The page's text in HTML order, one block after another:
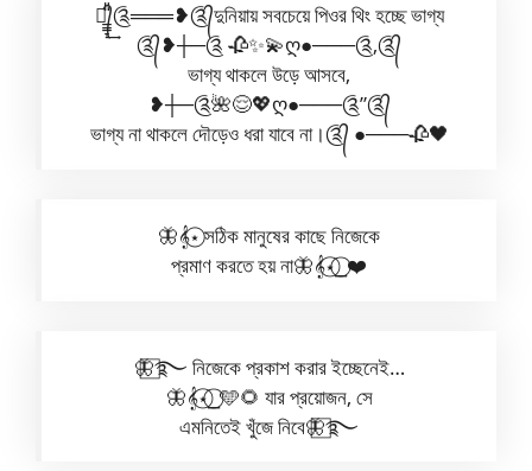
༆᭄̲̲̲̞̎̎͢༊═══❥༊᭄দুনিয়ায় সবচেয়ে পিওর থিং হচ্ছে ভাগ্য
༊᭄❥┼─༊ 🥀✨💫ღ●───༊,༊᭄
ভাগ্য থাকলে উড়ে আসবে,
❥┼─༊🌺😌💖ღ●───༊”༊᭄
ভাগ্য না থাকলে দৌড়েও ধরা যাবে না।༊᭄ ●───🥀🖤
🦋𝄞⋆⃝ সঠিক মানুষের কাছে নিজেকে
প্রমাণ করতে হয় না🦋𝄞⋆⃝⎯⃝❤️
🦋⃞࿐ নিজেকে প্রকাশ করার ইচ্ছেনেই…
🦋𝄞⋆⃝⎯⃝🩵🌻 যার প্রয়োজন, সে
এমনিতেই খুঁজে নিবে🦋⃞࿐